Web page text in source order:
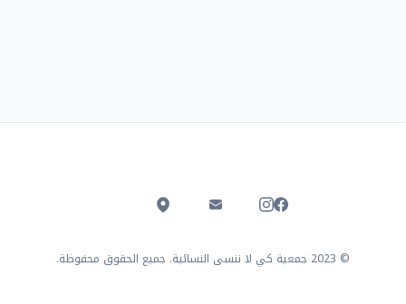
© 2023 جمعية كي لا ننسى النسائية. جميع الحقوق محفوظة.